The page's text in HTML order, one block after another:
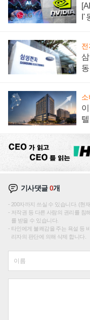
I'
전
소
기사댓글0개
200자까지 쓰실 수 있습니다. (현
저작권 등 다른 사람의 권리를 침
를 받을 수 있습니다.
타인에게 불쾌감을 주는 욕설 등
리자의 판단에 의해 삭제 합니다.